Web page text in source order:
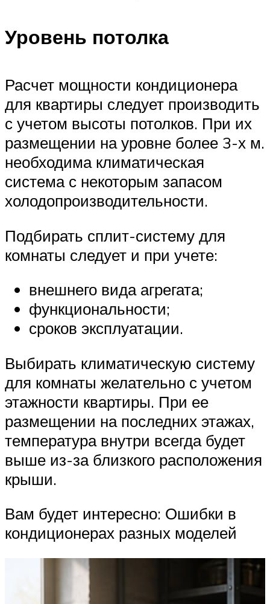
Уровень потолка
Расчет мощности кондиционера
для квартиры следует производить
с учетом высоты потолков. При их
размещении на уровне более 3-х м.
необходима климатическая
система с некоторым запасом
холодопроизводительности.
Подбирать сплит-систему для
комнаты следует и при учете:
внешнего вида агрегата;
функциональности;
сроков эксплуатации.
Выбирать климатическую систему
для комнаты желательно с учетом
этажности квартиры. При ее
размещении на последних этажах,
температура внутри всегда будет
выше из-за близкого расположения
крыши.
Вам будет интересно: Ошибки в
кондиционерах разных моделей